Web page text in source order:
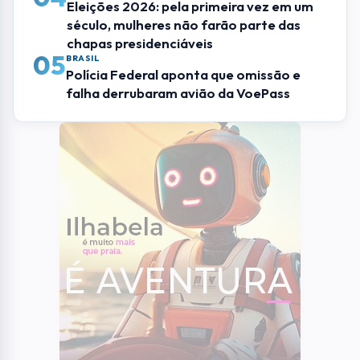
Eleições 2026: pela primeira vez em um
século, mulheres não farão parte das
chapas presidenciáveis
05BRASIL
Polícia Federal aponta que omissão e
falha derrubaram avião da VoePass